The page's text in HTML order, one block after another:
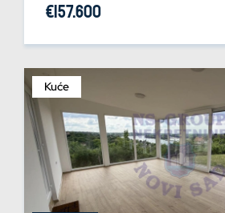
€157.600
Kuće